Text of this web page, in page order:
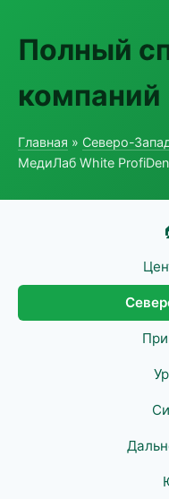
Полный
компаний
Главная » Северо-
МедиЛаб White